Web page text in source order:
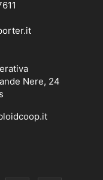
Nere, 24